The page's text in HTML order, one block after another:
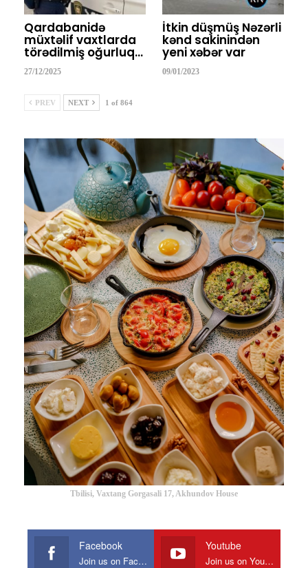
Qardabanidə
müxtəlif vaxtlarda
törədilmiş oğurluq…
27/12/2025
İtkin düşmüş Nəzərli
kənd sakinindən
yeni xəbər var
09/01/2023
PREV NEXT 1 of 864
Tbilisi, Vaxtang Gorgasali 17, Akhundov House
Facebook
Join us on Facebook
Youtube
Join us on Youtube